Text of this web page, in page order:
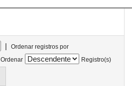
|
Ordenar registros por
Ordenar
Registro(s)